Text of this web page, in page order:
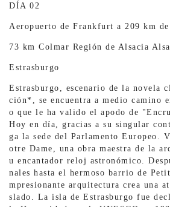
DÍA 02
Aeropuerto de Frankfurt a 209 km
73 km Colmar Región de Alsacia
Estrasburgo
Estrasburgo, escenario de la novela
ción*, se encuentra a medio camino
o que le ha valido el apodo de
Hoy en día, gracias a su singular
ga la sede del Parlamento Europeo.
otre Dame, una obra maestra de la
u encantador reloj astronómico.
nales hasta el hermoso barrio de
mpresionante arquitectura crea una
slado. La isla de Estrasburgo fue